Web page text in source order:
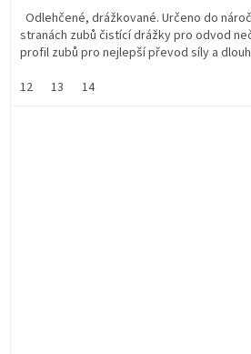
Odlehčené, drážkované. Určeno do
stranách zubů čistící drážky pro odvod
profil zubů pro nejlepší převod síly a
12
13 14